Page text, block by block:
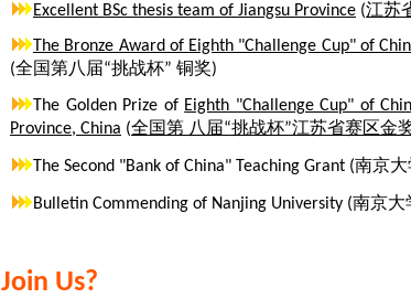
实验室大数据项目（一期）顺利通过国家海关
实验室研究生 吴亮 论文《一种基于Delaunay
实验室 许佳敏 评为南京大学优秀研究生标兵
实验室季孝忠的论文《真实场景下模糊数据超
博士论文入围2006年度中国计算机学会候选优
实验室主持美国Intel实验室（Intel Lab, US）智
Excellent BSc thesis team of Jiangsu Province (江苏
The Bronze Award of Eighth "Challenge Cup" of
(全国第八届“挑战杯” 铜奖)
The Golden Prize of Eighth "Challenge Cup" of
Province, China (全国第 八届“挑战杯”江苏省赛区金
The Second "Bank of China" Teaching Grant (南京
Bulletin Commending of Nanjing University (南京
Join Us?